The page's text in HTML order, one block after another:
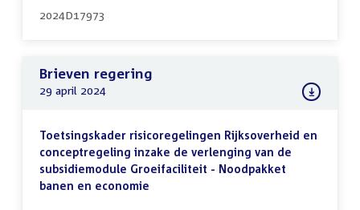
2024D17973
Brieven regering
29 april 2024
Toetsingskader risicoregelingen Rijksoverheid en
conceptregeling inzake de verlenging van de
subsidiemodule Groeifaciliteit - Noodpakket
banen en economie